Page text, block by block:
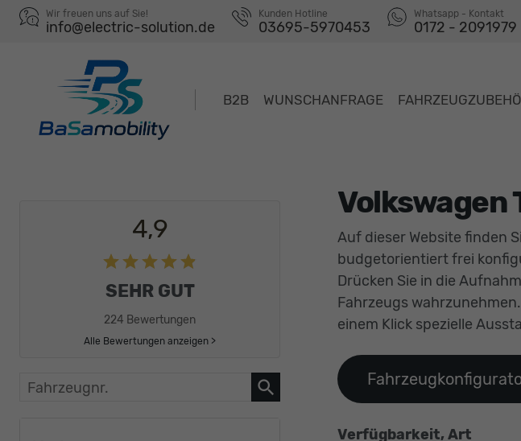
Wir freuen uns auf Sie!
info@electric-solution.de
Kunden Hotline
03695-5970453
Whatsapp - Kontakt
0172 - 2091979
B2B WUNSCHANFRAGE
Volkswagen
Auf dieser Website finden
budgetorientiert frei
Drücken Sie in die
Fahrzeugs
einem Klick spezielle
Verfügbarkeit, Art
4,9
SEHR GUT
224 Bewertungen
Alle Bewertungen anzeigen >
Fahrzeugnr.